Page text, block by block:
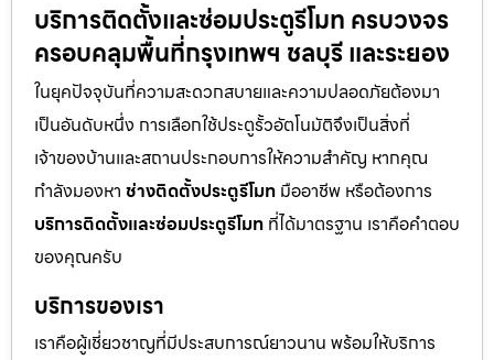
บริการติดตั้งและซ่อมประตูรีโมท ครบวงจร
ครอบคลุมพื้นที่กรุงเทพฯ ชลบุรี และระยอง
ในยุคปัจจุบันที่ความสะดวกสบายและความปลอดภัยต้องมา
เป็นอันดับหนึ่ง การเลือกใช้ประตูรั้วอัตโนมัติจึงเป็นสิ่งที่
เจ้าของบ้านและสถานประกอบการให้ความสำคัญ หากคุณ
กำลังมองหา ช่างติดตั้งประตูรีโมท มืออาชีพ หรือต้องการ
บริการติดตั้งและซ่อมประตูรีโมท ที่ได้มาตรฐาน เราคือคำตอบ
ของคุณครับ
บริการของเรา
เราคือผู้เชี่ยวชาญที่มีประสบการณ์ยาวนาน พร้อมให้บริการ